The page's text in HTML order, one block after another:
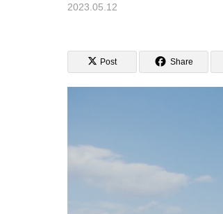
2023.05.12
Post Share